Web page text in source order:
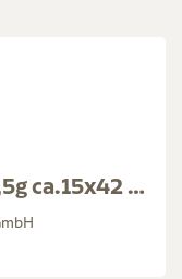
ÜBERSCHUHE extra stark 3,5g ca.15x42 cm CPE blau